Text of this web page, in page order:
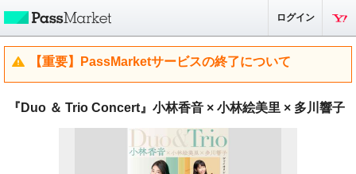
ログイン
【重要】PassMarketサービスの終了について
『Duo ＆ Trio Concert』小林香音 × 小林絵美里 × 多川響子